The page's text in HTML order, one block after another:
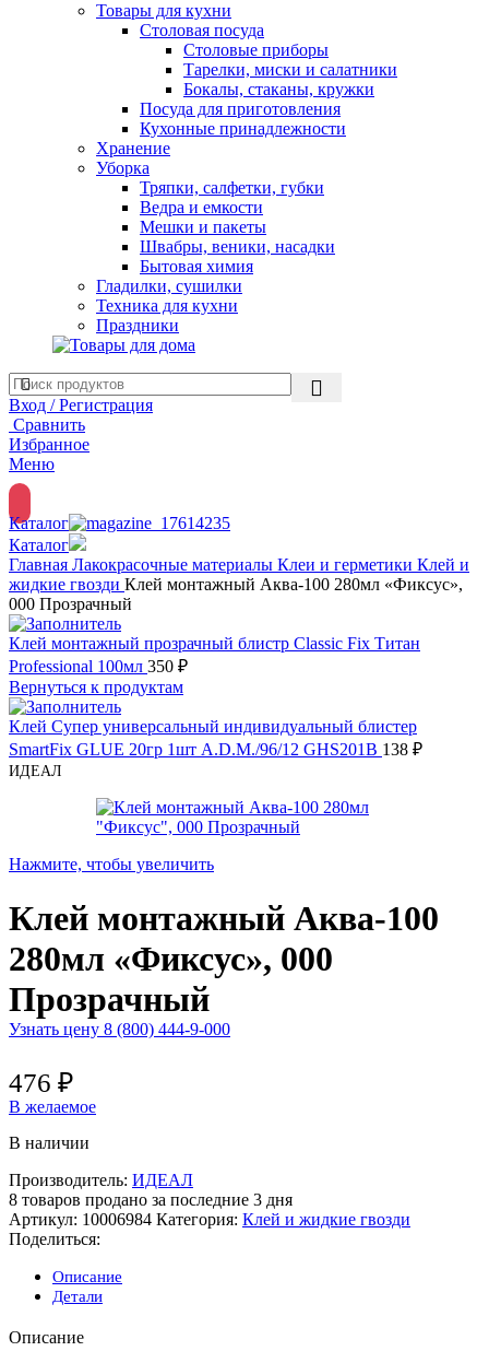
Товары для кухни
Столовая посуда
Столовые приборы
Тарелки, миски и салатники
Бокалы, стаканы, кружки
Посуда для приготовления
Кухонные принадлежности
Хранение
Уборка
Тряпки, салфетки, губки
Ведра и емкости
Мешки и пакеты
Швабры, веники, насадки
Бытовая химия
Гладилки, сушилки
Техника для кухни
Праздники
Вход / Регистрация
Сравнить
Избранное
Меню
Каталог
Каталог
Главная Лакокрасочные материалы Клеи и герметики Клей и
жидкие гвозди Клей монтажный Аква-100 280мл «Фиксус»,
000 Прозрачный
Клей монтажный прозрачный блистр Classic Fix Титан
Professional 100мл 350 ₽
Вернуться к продуктам
Клей Супер универсальный индивидуальный блистер
SmartFix GLUE 20гр 1шт A.D.M./96/12 GHS201B 138 ₽
ИДЕАЛ
Нажмите, чтобы увеличить
Клей монтажный Аква-100
280мл «Фиксус», 000
Прозрачный
Узнать цену 8 (800) 444-9-000
476 ₽
В желаемое
В наличии
Производитель: ИДЕАЛ
8 товаров продано за последние 3 дня
Артикул: 10006984 Категория: Клей и жидкие гвозди
Поделиться:
Описание
Детали
Описание